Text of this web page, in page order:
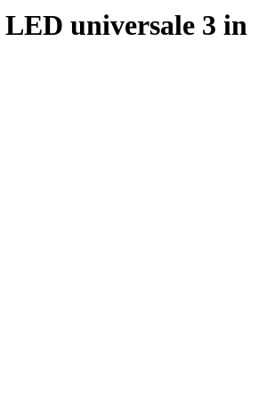
universale 3 in